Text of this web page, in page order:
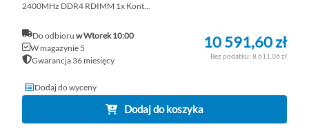
2400MHz DDR4 RDIMM 1x Kont...
Do odbioru w Wtorek 10:00
W magazynie 5
Gwarancja 36 miesięcy
10 591,60 zł
8 611,06 zł
Dodaj do wyceny
Dodaj do koszyka